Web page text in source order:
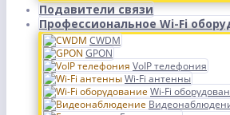
Подавители связи
Профессиональное Wi-Fi
CWDM
GPON
VoIP телефония
Wi-Fi антенны
Wi-Fi